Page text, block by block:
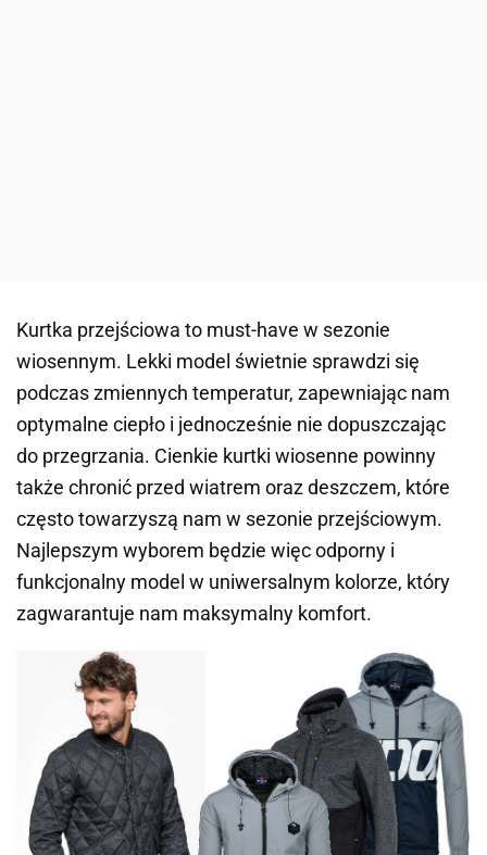
Kurtka przejściowa to must-have w sezonie
wiosennym. Lekki model świetnie sprawdzi się
podczas zmiennych temperatur, zapewniając nam
optymalne ciepło i jednocześnie nie dopuszczając
do przegrzania. Cienkie kurtki wiosenne powinny
także chronić przed wiatrem oraz deszczem, które
często towarzyszą nam w sezonie przejściowym.
Najlepszym wyborem będzie więc odporny i
funkcjonalny model w uniwersalnym kolorze, który
zagwarantuje nam maksymalny komfort.